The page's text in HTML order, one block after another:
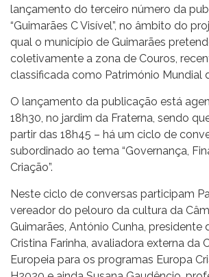
lançamento do terceiro número da
“Guimarães C Visível”, no âmbito do
qual o município de Guimarães
coletivamente a zona de Couros,
classificada como Património Mundial
O lançamento da publicação está
18h30, no jardim da Fraterna, sendo
partir das 18h45 – há um ciclo de
subordinado ao tema “Governança,
Criação”.
Neste ciclo de conversas participam
vereador do pelouro da cultura da
Guimarães, António Cunha, presidente
Cristina Farinha, avaliadora externa da
Europeia para os programas Europa